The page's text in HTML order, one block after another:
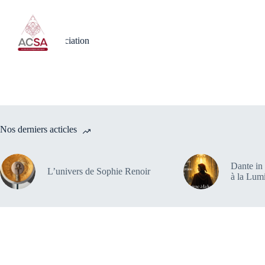
contenu
Histoire de l’association
Nos derniers acticles
L’univers de Sophie Renoir
Dante in
à la